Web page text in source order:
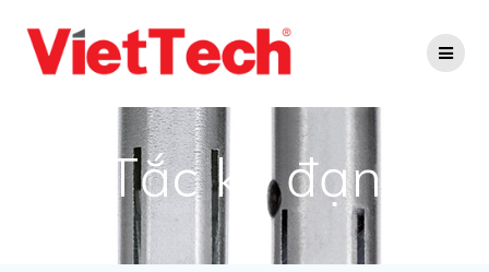
to
content
Tắc kê đạn